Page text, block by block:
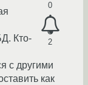
0
2
Кто-
с другими
как